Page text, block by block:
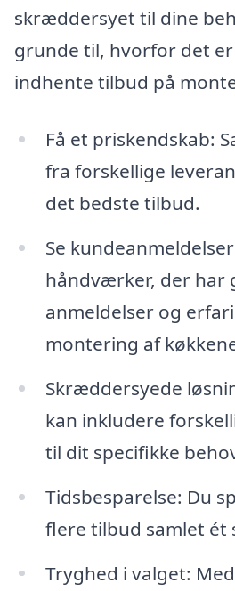
skræddersyet til dine
grunde til, hvorfor det
indhente tilbud på
Få et priskendskab:
fra forskellige
det bedste tilbud.
Se
håndværker, der har
anmeldelser og
montering af
Skræddersyede
kan inkludere
til dit specifikke
Tidsbesparelse: Du
flere tilbud samlet ét
Tryghed i valget: